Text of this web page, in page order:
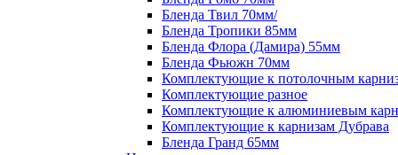
Бленда Твил 70мм/
Бленда Тропики 85мм
Бленда Флора (Дамира) 55мм
Бленда Фьюжн 70мм
Комплектующие к потолочным
Комплектующие разное
Комплектующие к алюминиевым
Комплектующие к карнизам Дубрава
Бленда Гранд 65мм